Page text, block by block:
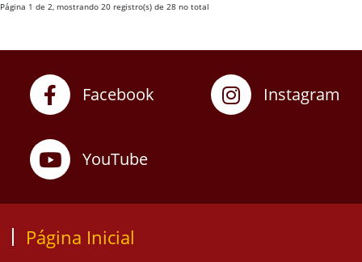
Página 1 de 2, mostrando 20 registro(s) de 28 no total
Facebook Instagram
YouTube
Página Inicial